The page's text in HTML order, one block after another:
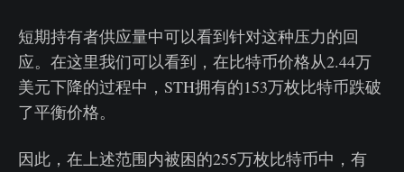
短期持有者供应量中可以看到针对这种压力的回
应。在这里我们可以看到，在比特币价格从2.44万
美元下降的过程中，STH拥有的153万枚比特币跌破
了平衡价格。
因此，在上述范围内被困的255万枚比特币中，有